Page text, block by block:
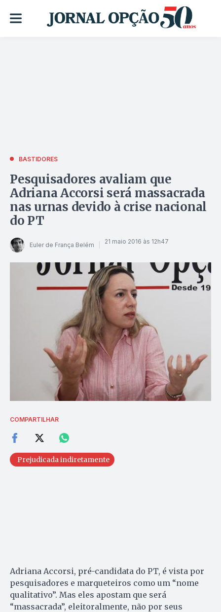
BASTIDORES
Pesquisadores avaliam que
Adriana Accorsi será massacrada
nas urnas devido à crise nacional
do PT
Euler de França Belém 21 maio 2016 às 12h47
COMPARTILHAR
Prejudicada indiretamente
Adriana Accorsi, pré-candidata do PT, é vista por
pesquisadores e marqueteiros como um “nome
qualitativo”. Mas eles apostam que será
“massacrada”, eleitoralmente, não por seus